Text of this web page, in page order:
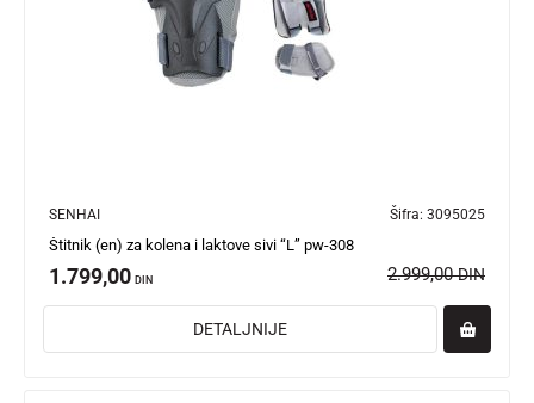
SENHAI Šifra: 3095025
Štitnik (en) za kolena i laktove sivi “L” pw-308
1.799,00 DIN 2.999,00DIN
DETALJNIJE